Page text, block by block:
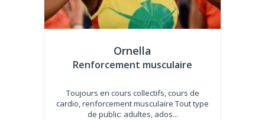
Ornella
Renforcement musculaire
Toujours en cours collectifs, cours de
cardio, renforcement musculaire Tout type
de public: adultes, ados...